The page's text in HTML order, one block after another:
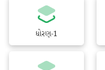
ધોરણ-1